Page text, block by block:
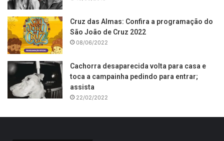
Cruz das Almas: Confira a programação do
São João de Cruz 2022
08/06/2022
Cachorra desaparecida volta para casa e
toca a campainha pedindo para entrar;
assista
22/02/2022